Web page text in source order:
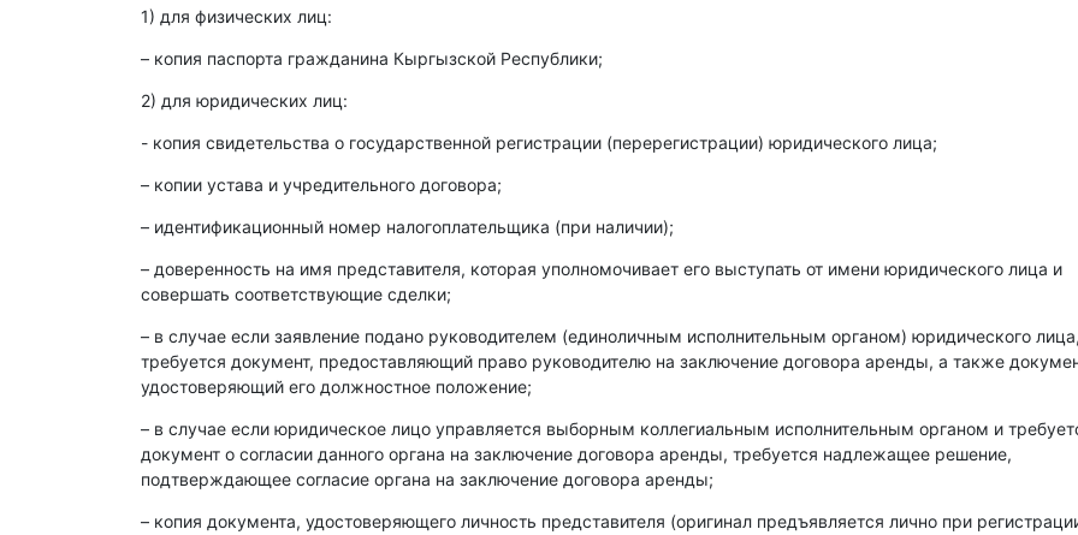
1) для физических лиц:
– копия паспорта гражданина Кыргызской Республики;
2) для юридических лиц:
- копия свидетельства о государственной регистрации (перерегистрации) юридического лица;
– копии устава и учредительного договора;
– идентификационный номер налогоплательщика (при наличии);
– доверенность на имя представителя, которая уполномочивает его выступать от имени юридического лица и
совершать соответствующие сделки;
– в случае если заявление подано руководителем (единоличным исполнительным органом) юридического лица,
требуется документ, предоставляющий право руководителю на заключение договора аренды, а также
удостоверяющий его должностное положение;
– в случае если юридическое лицо управляется выборным коллегиальным исполнительным органом и
документ о согласии данного органа на заключение договора аренды, требуется надлежащее решение,
подтверждающее согласие органа на заключение договора аренды;
– копия документа, удостоверяющего личность представителя (оригинал предъявляется лично при